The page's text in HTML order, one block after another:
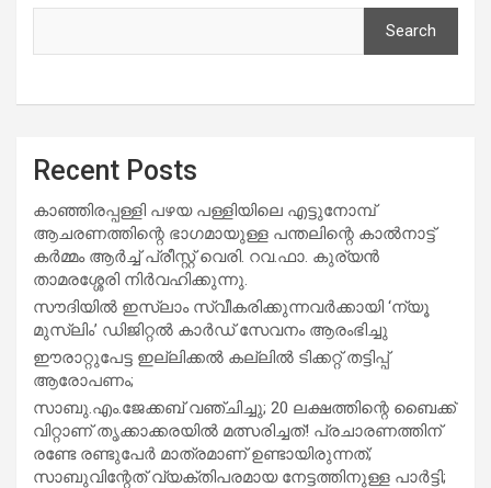
Search
Recent Posts
കാഞ്ഞിരപ്പള്ളി പഴയ പള്ളിയിലെ എട്ടുനോമ്പ്
ആചരണത്തിന്റെ ഭാഗമായുള്ള പന്തലിന്റെ കാൽനാട്ട്
കർമ്മം ആർച്ച് പ്രീസ്റ്റ് വെരി. റവ.ഫാ. കുര്യൻ
താമരശ്ശേരി നിർവഹിക്കുന്നു.
സൗദിയില്‍ ഇസ്‌ലാം സ്വീകരിക്കുന്നവര്‍ക്കായി ‘ന്യൂ
മുസ്ലിം’ ഡിജിറ്റല്‍ കാര്‍ഡ് സേവനം ആരംഭിച്ചു
ഈരാറ്റുപേട്ട ഇല്ലിക്കൽ കല്ലിൽ ടിക്കറ്റ് തട്ടിപ്പ്
ആരോപണം;
സാബു.എം.ജേക്കബ് വഞ്ചിച്ചു; 20 ലക്ഷത്തിന്റെ ബൈക്ക്
വിറ്റാണ് തൃക്കാക്കരയില്‍ മത്സരിച്ചത്! പ്രചാരണത്തിന്
രണ്ടേ രണ്ടുപേര്‍ മാത്രമാണ് ഉണ്ടായിരുന്നത്;
സാബുവിന്റേത് വ്യക്തിപരമായ നേട്ടത്തിനുള്ള പാര്‍ട്ടി;